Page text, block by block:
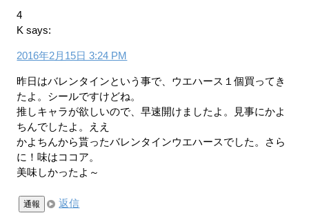
4
K says:
2016年2月15日 3:24 PM
昨日はバレンタインという事で、ウエハース１個買ってき
たよ。シールですけどね。
推しキャラが欲しいので、早速開けましたよ。見事にかよ
ちんでしたよ。ええ
かよちんから貰ったバレンタインウエハースでした。さら
に！味はココア。
美味しかったよ～
通報 返信